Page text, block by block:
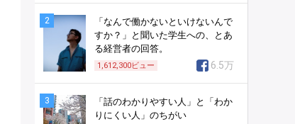
2
「なんで働かないといけないんで
すか？」と聞いた学生への、とあ
る経営者の回答。
1,612,300ビュー 6.5万
3
「話のわかりやすい人」と「わか
りにくい人」のちがい